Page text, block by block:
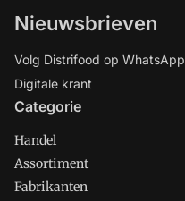
Nieuwsbrieven
Volg Distrifood op WhatsApp
Digitale krant
Categorie
Handel
Assortiment
Fabrikanten